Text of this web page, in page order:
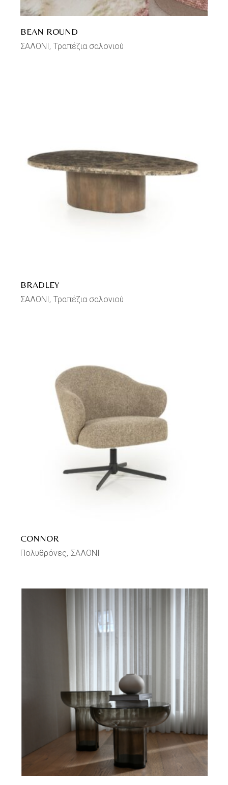
BEAN ROUND
ΣΑΛΟΝΙ Τραπέζια σαλονιού
BRADLEY
ΣΑΛΟΝΙ Τραπέζια σαλονιού
CONNOR
Πολυθρόνες ΣΑΛΟΝΙ